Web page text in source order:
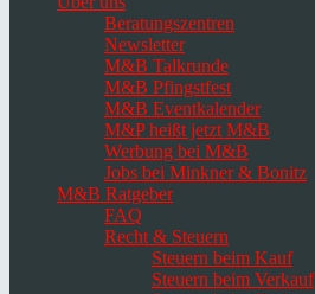
Beratungszentren
Newsletter
M&B Talkrunde
M&B Pfingstfest
M&B Eventkalender
M&P heißt jetzt M&B
Werbung bei M&B
Jobs bei Minkner & Bonitz
M&B Ratgeber
FAQ
Recht & Steuern
Steuern beim Kauf
Steuern beim Verkauf